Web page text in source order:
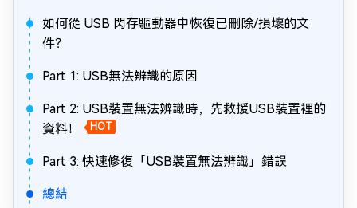
如何從 USB 閃存驅動器中恢復已刪除/損壞的文
件？
Part 1: USB無法辨識的原因
Part 2: USB裝置無法辨識時，先救援USB裝置裡的
資料！
HOT
Part 3: 快速修復「USB裝置無法辨識」錯誤
總結